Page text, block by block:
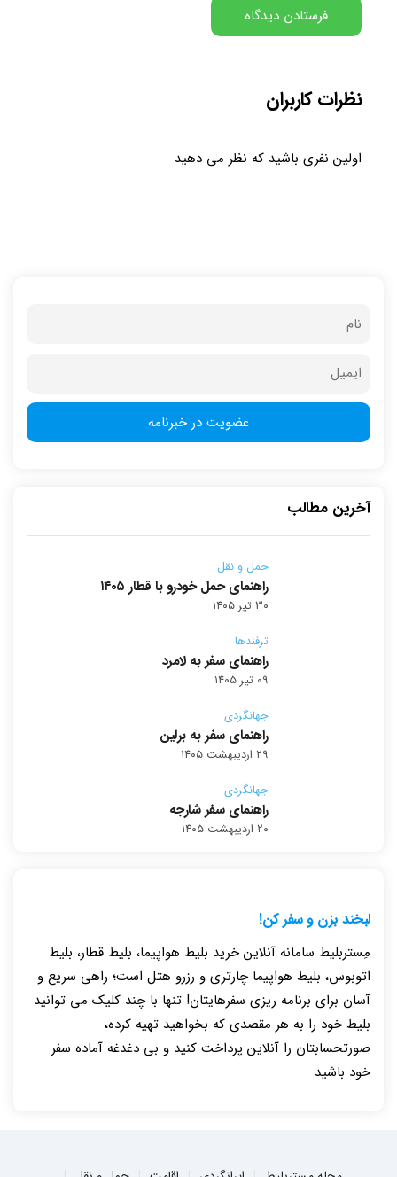
نظرات کاربران
اولین نفری باشید که نظر می دهید
آخرین مطالب
حمل و نقل
راهنمای حمل خودرو با قطار ۱۴۰۵
۳۰ تیر ۱۴۰۵
ترفندها
راهنمای سفر به لامرد
۰۹ تیر ۱۴۰۵
جهانگردی
راهنمای سفر به برلین
۲۹ اردیبهشت ۱۴۰۵
جهانگردی
راهنمای سفر شارجه
۲۰ اردیبهشت ۱۴۰۵
لبخند بزن و سفر کن!
مِستربلیط سامانه آنلاین خرید بلیط هواپیما، بلیط قطار، بلیط
اتوبوس، بلیط هواپیما چارتری و رزرو هتل است؛ راهی سریع و
آسان برای برنامه ریزی سفرهایتان! تنها با چند کلیک می توانید
بلیط خود را به هر مقصدی که بخواهید تهیه کرده،
صورتحسابتان را آنلاین پرداخت کنید و بی دغدغه آماده سفر
خود باشید